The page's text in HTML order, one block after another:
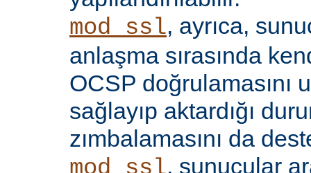
mod_ssl, ayrıca,
anlaşma sırasında
OCSP doğrulamasını
sağlayıp aktardığı
zımbalamasını da
, sunucular